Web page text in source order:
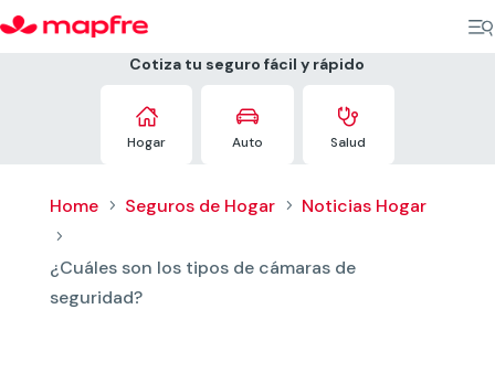
Cotiza tu seguro fácil y rápido

Hogar

Auto

Salud
Home 5 Seguros de Hogar 5 Noticias Hogar
5
¿Cuáles son los tipos de cámaras de
seguridad?